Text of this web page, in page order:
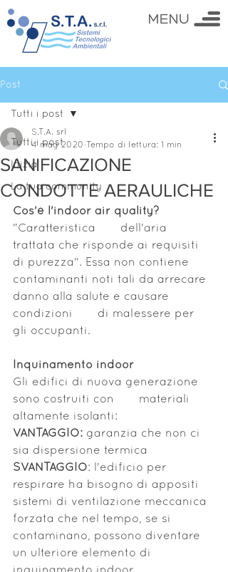
Post
Tutti i post
Inizia
La tua community
Tutti i post
SANIFICAZIONE
CONDOTTE AERAULICHE
S.T.A. srl
4 mag 2020
Tempo di lettura: 1 min
Cos'è l'indoor air quality?
"Caratteristica       dell'aria
trattata che risponde ai requisiti
di purezza". Essa non contiene
contaminanti noti tali da arrecare
danno alla salute e causare
condizioni       di malessere per
gli occupanti.
Inquinamento indoor
Gli edifici di nuova generazione
sono costruiti con       materiali
altamente isolanti:
VANTAGGIO: garanzia che non ci
sia dispersione termica
SVANTAGGIO: l'edificio per
respirare ha bisogno di appositi
sistemi di ventilazione meccanica
forzata che nel tempo, se si
contaminano, possono diventare
un ulteriore elemento di